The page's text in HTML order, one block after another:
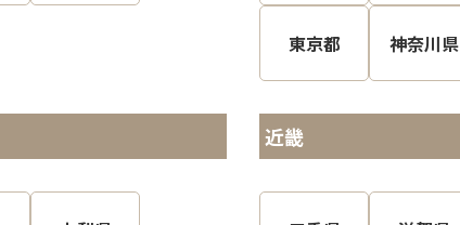
東京都 神奈川県
近畿